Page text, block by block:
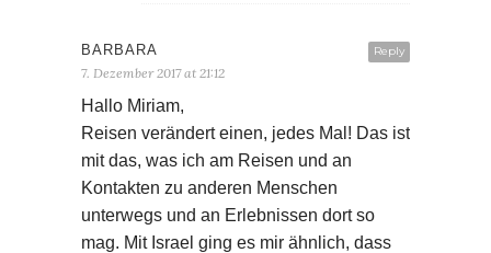
Reply
BARBARA
7. Dezember 2017 at 21:12
Hallo Miriam,
Reisen verändert einen, jedes Mal! Das ist
mit das, was ich am Reisen und an
Kontakten zu anderen Menschen
unterwegs und an Erlebnissen dort so
mag. Mit Israel ging es mir ähnlich, dass